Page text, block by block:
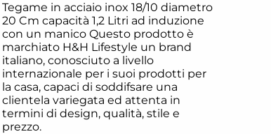
Tegame in acciaio inox 18/10 diametro
20 Cm capacità 1,2 Litri ad induzione
con un manico Questo prodotto è
marchiato H&H Lifestyle un brand
italiano, conosciuto a livello
internazionale per i suoi prodotti per
la casa, capaci di soddifsare una
clientela variegata ed attenta in
termini di design, qualità, stile e
prezzo.